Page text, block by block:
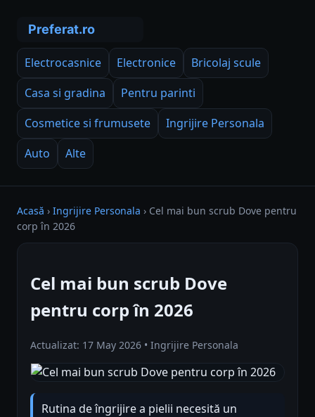
Electrocasnice Electronice
Bricolaj scule
Casa si gradina
Pentru parinti
Cosmetice si frumusete
Ingrijire Personala
Auto
Alte
Acasă › Ingrijire Personala › Cel mai bun scrub Dove pentru
corp în 2026
Cel mai bun scrub Dove
pentru corp în 2026
Actualizat: 17 May 2026 • Ingrijire Personala
Rutina de îngrijire a pielii necesită un